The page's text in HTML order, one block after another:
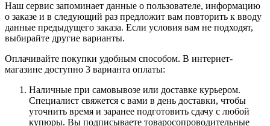
Наш сервис запоминает данные о пользователе, информацию
о заказе и в следующий раз предложит вам повторить к вводу
данные предыдущего заказа. Если условия вам не подходят,
выбирайте другие варианты.
Оплачивайте покупки удобным способом. В интернет-
магазине доступно 3 варианта оплаты:
Наличные при самовывозе или доставке курьером.
Специалист свяжется с вами в день доставки, чтобы
уточнить время и заранее подготовить сдачу с любой
купюры. Вы подписываете товаросопроводительные